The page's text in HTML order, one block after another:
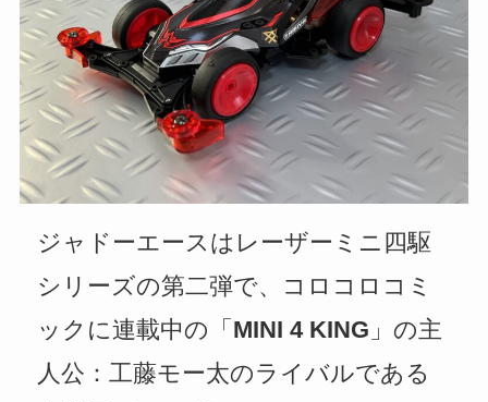
ジャドーエースはレーザーミニ四駆
シリーズの第二弾で、コロコロコミ
ックに連載中の「 MINI 4 KING 」の主
人公：工藤モー太のライバルである